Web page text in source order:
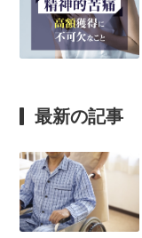
最新の記事